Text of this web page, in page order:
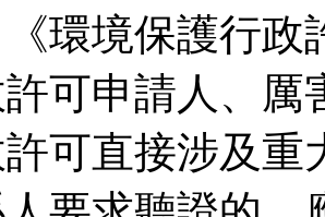
環境保護行政
可申請人、
可直接涉及重